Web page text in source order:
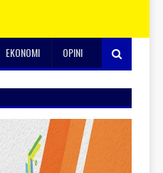
EKONOMI OPINI